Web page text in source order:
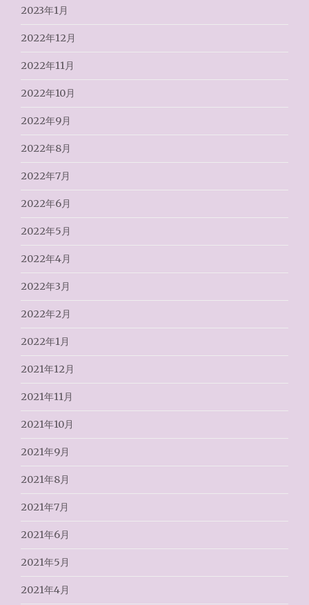
2023年1月
2022年12月
2022年11月
2022年10月
2022年9月
2022年8月
2022年7月
2022年6月
2022年5月
2022年4月
2022年3月
2022年2月
2022年1月
2021年12月
2021年11月
2021年10月
2021年9月
2021年8月
2021年7月
2021年6月
2021年5月
2021年4月